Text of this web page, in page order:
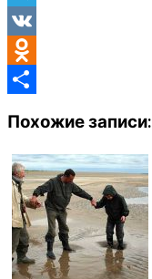
Telegram
VK
Odnoklassniki
Похожие записи: